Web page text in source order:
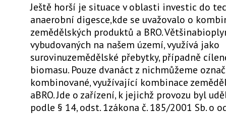
Ještě horší je situace v oblasti investic do
anaerobní digesce,kde se uvažovalo o
zemědělských produktů a BRO.
vybudovaných na našem území, využívá jako
surovinuzemědělské přebytky, případně
biomasu. Pouze dvanáct z nichmůžeme
kombinované, využívající kombinace
aBRO. Jde o zařízení, k jejichž provozu byl
podle § 14, odst. 1zákona č. 185/2001 Sb. o